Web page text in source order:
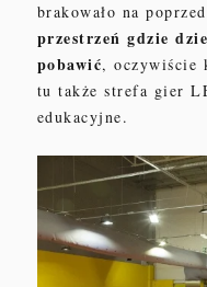
brakowało na
przestrzeń gdzie
pobawić, oczywiście
tu także strefa gier
edukacyjne.